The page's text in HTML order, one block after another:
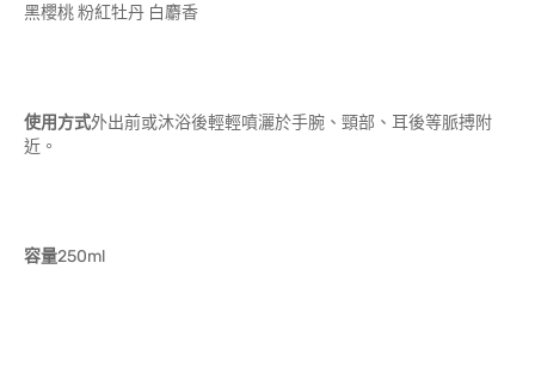
黑櫻桃 粉紅牡丹 白麝香
使用方式外出前或沐浴後輕輕噴灑於手腕、頸部、耳後等脈搏附
近。
容量250ml